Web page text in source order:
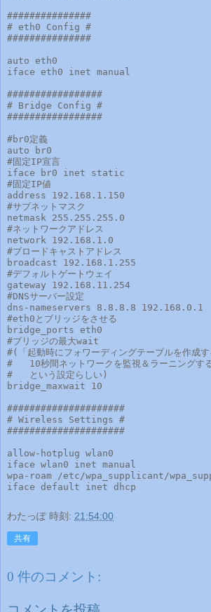
###############
# eth0 Config #
###############
auto eth0
iface eth0 inet manual
#################
# Bridge Config #
#################
#br0定義
auto br0
#固定IP宣言
iface br0 inet static
#固定IP値
address 192.168.1.150
#サブネットマスク
netmask 255.255.255.0
#ネットワークアドレス
network 192.168.1.0
#ブロードキャストアドレス
broadcast 192.168.1.255
#デフォルトゲートウェイ
gateway 192.168.11.254
#DNSサーバー設定
dns-nameservers 8.8.8.8 192.168.0.1
#eth0とブリッジをさせる
bridge_ports eth0
#ブリッジの最大wait
#(「起動時にフォワーディングテーブルを作成す
#   10秒間ネットワークを監視＆ラーニングする
#   という設定らしい)
bridge_maxwait 10
#####################
# Wireless Settings #
#####################
allow-hotplug wlan0
iface wlan0 inet manual
wpa-roam /etc/wpa_supplicant/
わたっぽ 時刻: 21:54:00
共有
0 件のコメント: